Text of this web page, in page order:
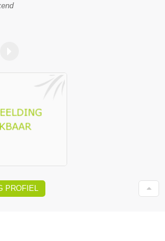
PROFIEL